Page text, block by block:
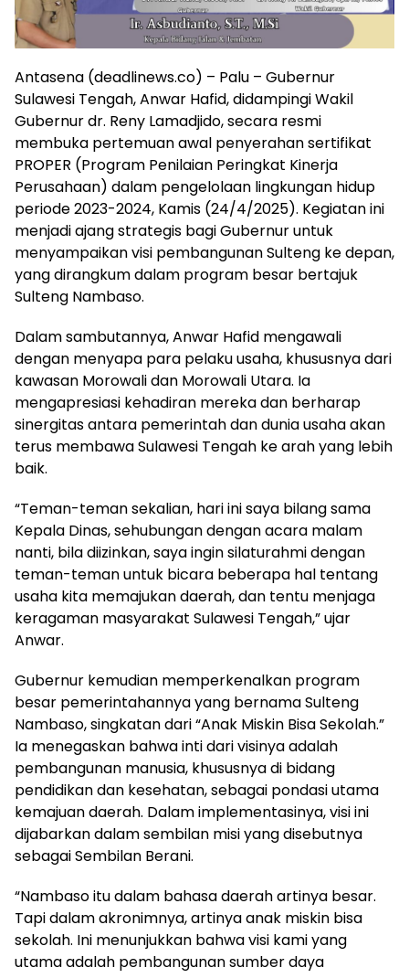
Antasena (deadlinews.co) – Palu – Gubernur
Sulawesi Tengah, Anwar Hafid, didampingi Wakil
Gubernur dr. Reny Lamadjido, secara resmi
membuka pertemuan awal penyerahan sertifikat
PROPER (Program Penilaian Peringkat Kinerja
Perusahaan) dalam pengelolaan lingkungan hidup
periode 2023-2024, Kamis (24/4/2025). Kegiatan ini
menjadi ajang strategis bagi Gubernur untuk
menyampaikan visi pembangunan Sulteng ke depan,
yang dirangkum dalam program besar bertajuk
Sulteng Nambaso.
Dalam sambutannya, Anwar Hafid mengawali
dengan menyapa para pelaku usaha, khususnya dari
kawasan Morowali dan Morowali Utara. Ia
mengapresiasi kehadiran mereka dan berharap
sinergitas antara pemerintah dan dunia usaha akan
terus membawa Sulawesi Tengah ke arah yang lebih
baik.
“Teman-teman sekalian, hari ini saya bilang sama
Kepala Dinas, sehubungan dengan acara malam
nanti, bila diizinkan, saya ingin silaturahmi dengan
teman-teman untuk bicara beberapa hal tentang
usaha kita memajukan daerah, dan tentu menjaga
keragaman masyarakat Sulawesi Tengah,” ujar
Anwar.
Gubernur kemudian memperkenalkan program
besar pemerintahannya yang bernama Sulteng
Nambaso, singkatan dari “Anak Miskin Bisa Sekolah.”
Ia menegaskan bahwa inti dari visinya adalah
pembangunan manusia, khususnya di bidang
pendidikan dan kesehatan, sebagai pondasi utama
kemajuan daerah. Dalam implementasinya, visi ini
dijabarkan dalam sembilan misi yang disebutnya
sebagai Sembilan Berani.
“Nambaso itu dalam bahasa daerah artinya besar.
Tapi dalam akronimnya, artinya anak miskin bisa
sekolah. Ini menunjukkan bahwa visi kami yang
utama adalah pembangunan sumber daya